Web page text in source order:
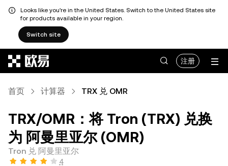
Looks like you're in the United States. Switch to the United States site
for products available in your region.
Switch site
注册
首页 计算器 TRX 兑 OMR
TRX/OMR：将 Tron (TRX) 兑换
为 阿曼里亚尔 (OMR)
Tron 兑 阿曼里亚尔
4